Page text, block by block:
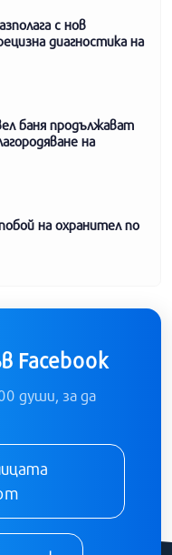
с нов
диагностика на
баня продължават
на
на охранител по
Facebook
души, за да